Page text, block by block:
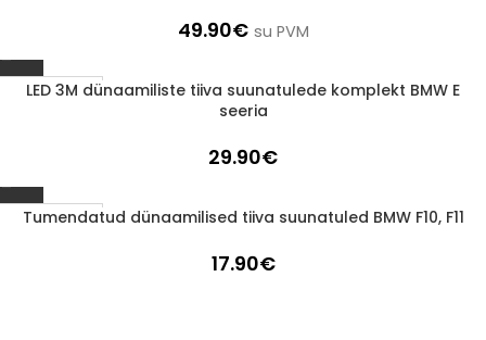
49.90€ su PVM
1-3 D.D.
LED 3M dünaamiliste tiiva suunatulede komplekt BMW E
seeria
29.90€
1-3 D.D.
Tumendatud dünaamilised tiiva suunatuled BMW F10, F11
17.90€